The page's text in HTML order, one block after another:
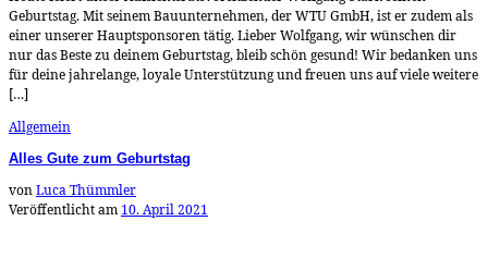
Geburtstag. Mit seinem Bauunternehmen, der WTU GmbH, ist er zudem als
einer unserer Hauptsponsoren tätig. Lieber Wolfgang, wir wünschen dir
nur das Beste zu deinem Geburtstag, bleib schön gesund! Wir bedanken uns
für deine jahrelange, loyale Unterstützung und freuen uns auf viele weitere
[…]
Allgemein
Alles Gute zum Geburtstag
vonLuca Thümmler
Veröffentlicht am 10. April 2021